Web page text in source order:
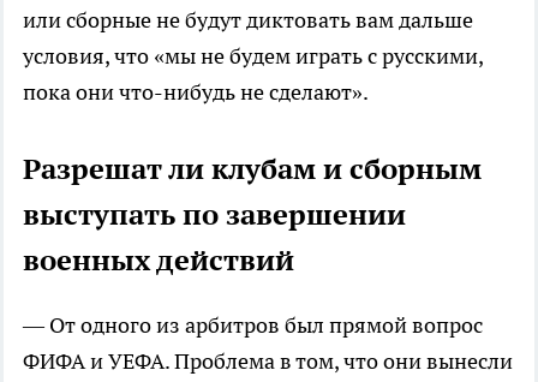
или сборные не будут диктовать вам дальше
условия, что «мы не будем играть с русскими,
пока они что-нибудь не сделают».
Разрешат ли клубам и сборным
выступать по завершении
военных действий
— От одного из арбитров был прямой вопрос
ФИФА и УЕФА. Проблема в том, что они вынесли